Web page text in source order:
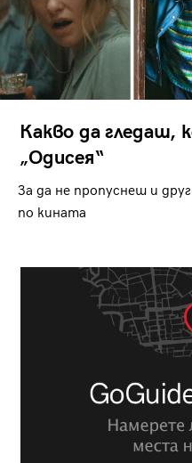
Какво да гледаш,
„Одисея“
За да не пропуснеш и
по кината